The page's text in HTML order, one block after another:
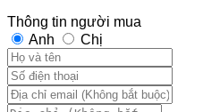
Thông tin người mua
Anh
Chị